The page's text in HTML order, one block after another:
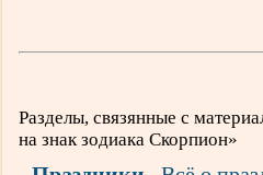
Разделы, связянные с
на знак зодиака Скорпион»